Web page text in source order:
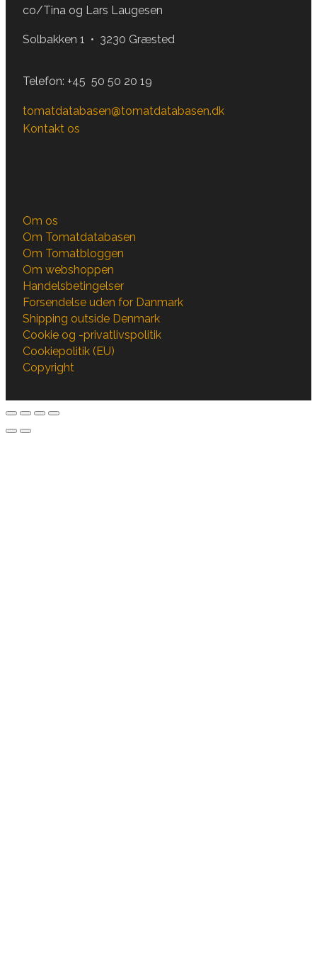
co/Tina og Lars Laugesen
Solbakken 1 • 3230 Græsted
Telefon: +45 50 50 20 19
tomatdatabasen@tomatdatabasen.dk
Kontakt os
Om os
Om Tomatdatabasen
Om Tomatbloggen
Om webshoppen
Handelsbetingelser
Forsendelse uden for Danmark
Shipping outside Denmark
Cookie og -privatlivspolitik
Cookiepolitik (EU)
Copyright